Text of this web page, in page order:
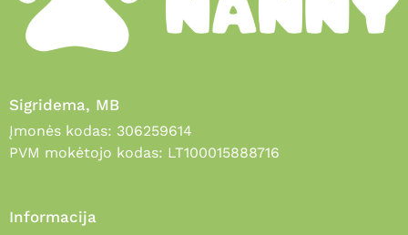
Sigridema, MB
Įmonės kodas: 306259614
PVM mokėtojo kodas: LT100015888716
Informacija